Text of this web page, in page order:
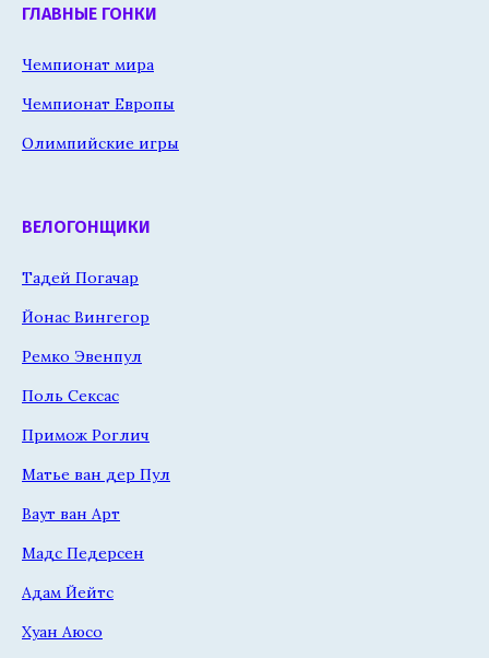
ГЛАВНЫЕ ГОНКИ
Чемпионат мира
Чемпионат Европы
Олимпийские игры
ВЕЛОГОНЩИКИ
Тадей Погачар
Йонас Вингегор
Ремко Эвенпул
Поль Сексас
Примож Роглич
Матье ван дер Пул
Ваут ван Арт
Мадс Педерсен
Адам Йейтс
Хуан Аюсо